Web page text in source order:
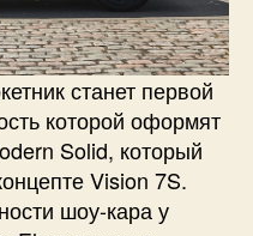
станет первой
которой оформят
Solid, который
Vision 7S.
шоу-кара у